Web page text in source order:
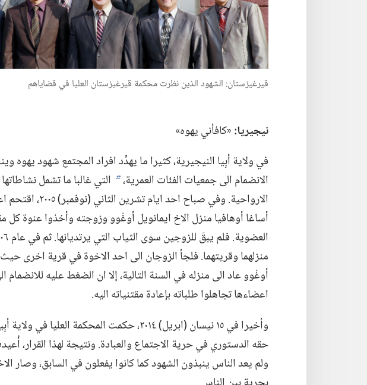
قيرغيزستان:‏ الشهود الذين نظرت محكمة قيرغيزستان العليا في قضاياهم
نيجيريا:‏«كافأني يهوه»‏
في ولاية أبِيا النيجيرية،‏ كثيرا ما يهدِّد افراد المجتمع شهود يهوه
الانضمام الى جمعيات الفئات العمرية،‏b التي غالبا ما تشمل
الارواحية.‏ وفي صباح
أساغا أوهافيا منزل الاخ ايمانويل أوغْوو وزوجته وأخذوا عنوة كل
العضوية.‏ فلم يبقَ للزوجين
منزلهما وقريتهما.‏ فلجأ الزوجان الى احد الاخوة في قرية اخرى
أوغْوو عاد الى منزله في السنة التالية،‏ إلا ان الضغط عليه
اعضاءها تجاهلوا طلباته بإعادة مقتنياته اليه.‏
وأخيرا في ١٥ نيسان (‏ابريل)‏ ٢٠١٤،‏ حكمت المحكمة
حقه الدستوري في حرية الاجتماع والعبادة.‏ ونتيجة لهذا القرار،‏
ولم يعد الناس ينبذون الشهود كما كانوا يفعلون في السابق،‏ وصار